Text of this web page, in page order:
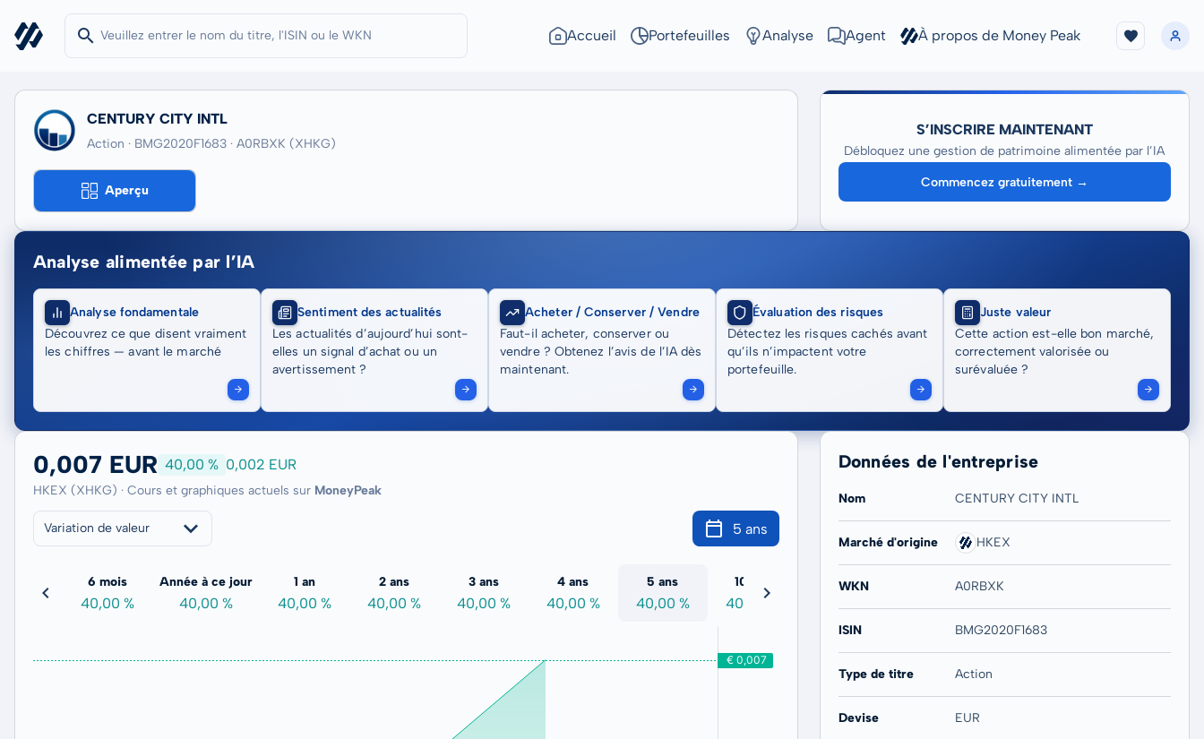
Accueil Portefeuilles Analyse Agent À propos de Money Peak
CENTURY CITY INTL
Action · BMG2020F1683 · A0RBXK (XHKG)
Aperçu
S’INSCRIRE MAINTENANT
Débloquez une gestion de patrimoine alimentée par l’IA
Commencez gratuitement →
Analyse alimentée par l’IA
Analyse fondamentale
Découvrez ce que disent vraiment
les chiffres — avant le marché
Sentiment des actualités
Les actualités d’aujourd’hui sont-
elles un signal d’achat ou un
avertissement ?
Acheter / Conserver / Vendre
Faut-il acheter, conserver ou
vendre ? Obtenez l’avis de l’IA dès
maintenant.
Évaluation des risques
Détectez les risques cachés avant
qu’ils n’impactent votre
portefeuille.
Juste valeur
Cette action est-elle bon marché,
correctement valorisée ou
surévaluée ?
0,007 EUR 40,00 % 0,002 EUR
HKEX (XHKG) · Cours et graphiques actuels sur MoneyPeak
Variation de valeur 5 ans
6 mois
40,00 %
Année à ce jour
40,00 %
1 an
40,00 %
2 ans
40,00 %
3 ans
40,00 %
4 ans
40,00 %
5 ans
40,00 %
10 ans
40,00 %
20 ans
Données de l'entreprise
Nom CENTURY CITY INTL
Marché d'origine HKEX
WKN A0RBXK
ISIN BMG2020F1683
Type de titre Action
Devise EUR